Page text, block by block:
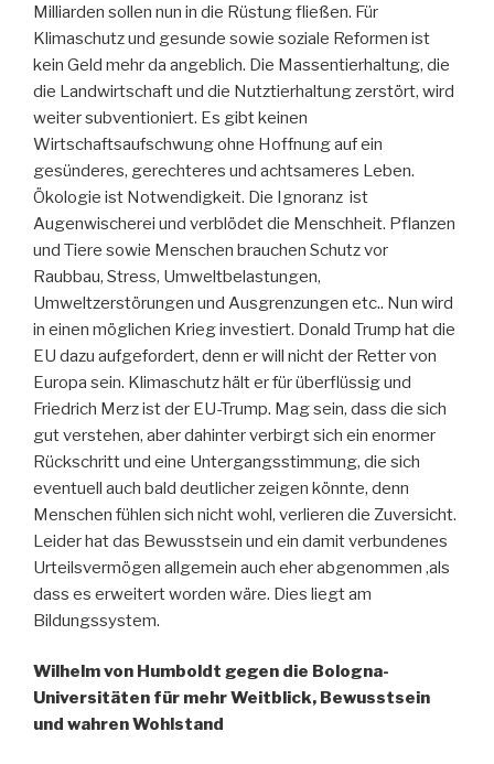
Milliarden sollen nun in die Rüstung fließen. Für
Klimaschutz und gesunde sowie soziale Reformen ist
kein Geld mehr da angeblich. Die Massentierhaltung, die
die Landwirtschaft und die Nutztierhaltung zerstört, wird
weiter subventioniert. Es gibt keinen
Wirtschaftsaufschwung ohne Hoffnung auf ein
gesünderes, gerechteres und achtsameres Leben.
Ökologie ist Notwendigkeit. Die Ignoranz ist
Augenwischerei und verblödet die Menschheit. Pflanzen
und Tiere sowie Menschen brauchen Schutz vor
Raubbau, Stress, Umweltbelastungen,
Umweltzerstörungen und Ausgrenzungen etc.. Nun wird
in einen möglichen Krieg investiert. Donald Trump hat die
EU dazu aufgefordert, denn er will nicht der Retter von
Europa sein. Klimaschutz hält er für überflüssig und
Friedrich Merz ist der EU-Trump. Mag sein, dass die sich
gut verstehen, aber dahinter verbirgt sich ein enormer
Rückschritt und eine Untergangsstimmung, die sich
eventuell auch bald deutlicher zeigen könnte, denn
Menschen fühlen sich nicht wohl, verlieren die Zuversicht.
Leider hat das Bewusstsein und ein damit verbundenes
Urteilsvermögen allgemein auch eher abgenommen ,als
dass es erweitert worden wäre. Dies liegt am
Bildungssystem.
Wilhelm von Humboldt gegen die Bologna-
Universitäten für mehr Weitblick, Bewusstsein
und wahren Wohlstand